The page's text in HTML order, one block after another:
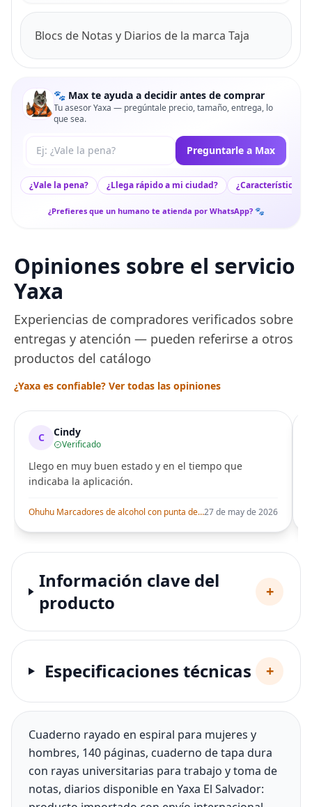
Blocs de Notas y Diarios de la marca Taja
🐾 Max te ayuda a decidir antes de comprar
Tu asesor Yaxa — pregúntale precio, tamaño, entrega, lo
que sea.
Tu pregunta a Max Preguntarle a Max
¿Vale la pena? ¿Llega rápido a mi ciudad? ¿Características
¿Prefieres que un humano te atienda por WhatsApp? 🐾
Opiniones sobre el servicio
Yaxa
Experiencias de compradores verificados sobre
entregas y atención — pueden referirse a otros
productos del catálogo
¿Yaxa es confiable? Ver todas las opiniones
C Cindy
Verificado
Llego en muy buen estado y en el tiempo que
indicaba la aplicación.
Ohuhu Marcadores de alcohol con punta de pincel – Juego de marcadores artísticos de doble punta con certificación AP para artistas adultos27 de may de 2026
Información clave del
producto
+
Especificaciones técnicas +
Cuaderno rayado en espiral para mujeres y
hombres, 140 páginas, cuaderno de tapa dura
con rayas universitarias para trabajo y toma de
notas, diarios disponible en Yaxa El Salvador: